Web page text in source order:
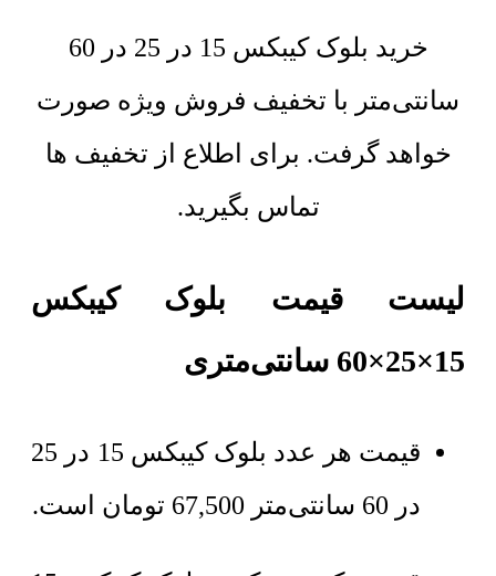
خرید بلوک کیبکس 15 در 25 در 60
سانتی‌متر با تخفیف فروش ویژه صورت
خواهد گرفت. برای اطلاع از تخفیف ها
تماس بگیرید.
لیست قیمت بلوک کیبکس
15×25×60 سانتی‌متری
قیمت هر عدد بلوک کیبکس 15 در 25
در 60 سانتی‌متر
67,500 تومان است.